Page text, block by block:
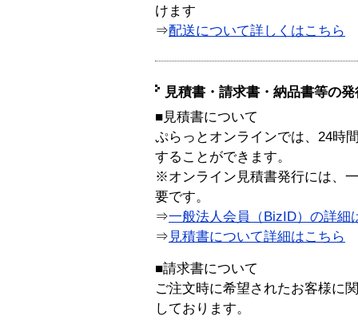
けます
⇒配送について詳しくはこちら
見積書・請求書・納品書等の
■見積書について
ぷらっとオンラインでは、24時
することができます。
※オンライン見積書発行には、
要です。
⇒一般法人会員（BizID）の詳細
⇒ 見積書について詳細はこちら
■請求書について
ご注文時に希望されたお客様に
しております。